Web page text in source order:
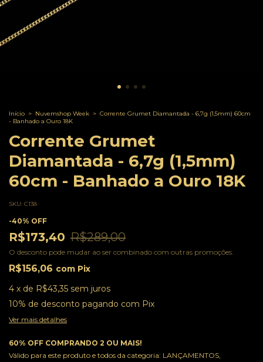
Início > Nuvemshop Week > Corrente Grumet Diamantada - 6,7g (1,5mm) 60cm
- Banhado a Ouro 18K
Corrente Grumet
Diamantada - 6,7g (1,5mm)
60cm - Banhado a Ouro 18K
SKU: C138
-40% OFF
R$173,40 R$289,00
O desconto pode mudar ao ser combinado com outras promoções.
R$156,06 com Pix
4 x de R$43,35 sem juros
10% de desconto pagando com Pix
Ver mais detalhes
60% OFF COMPRANDO 2 OU MAIS!
Válido para este produto e todos da categoria: LANÇAMENTOS,